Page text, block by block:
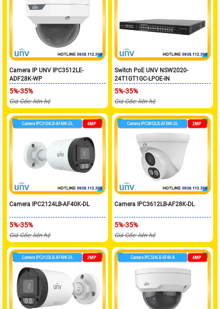
Camera IP UNV IPC3512LE-
ADF28K-WP
5%-35%
Giá Gốc: liên hệ
Switch PoE UNV NSW2020-
24T1GT1GC-LPOE-IN
5%-35%
Giá Gốc: liên hệ
Camera IPC2124LB-AF40K-DL
5%-35%
Giá Gốc: liên hệ
Camera IPC3612LB-AF28K-DL
5%-35%
Giá Gốc: liên hệ